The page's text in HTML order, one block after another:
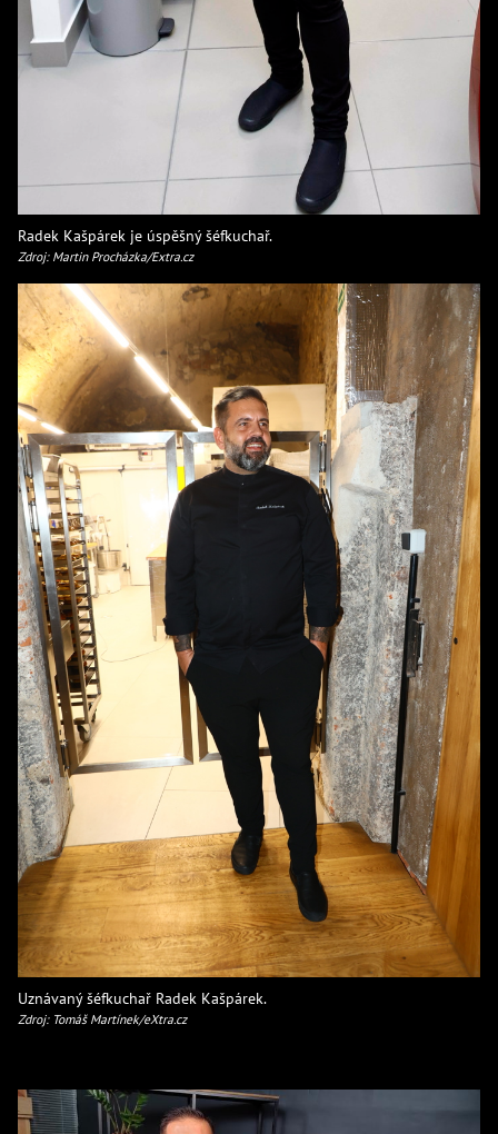
Radek Kašpárek je úspěšný šéfkuchař.
Zdroj: Martin Procházka/Extra.cz
Uznávaný šéfkuchař Radek Kašpárek.
Zdroj: Tomáš Martínek/eXtra.cz